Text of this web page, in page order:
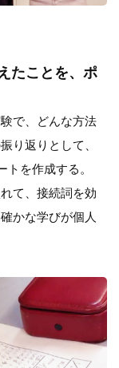
たことを、ポ
で、どんな方法
り返りとして、
を作成する。
て、接続詞を効
かな学びが個人